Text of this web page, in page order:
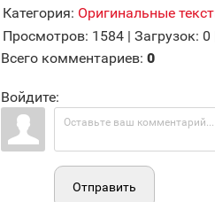
Категория: Оригинальные
Просмотров: 1584 | Загрузок: 0
Всего комментариев: 0
Войдите:
Отправить